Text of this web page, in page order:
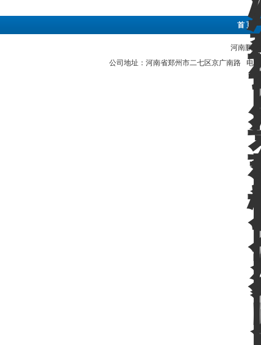
首 页 |
河南鹏
公司地址：河南省郑州市二七区京广南路 电